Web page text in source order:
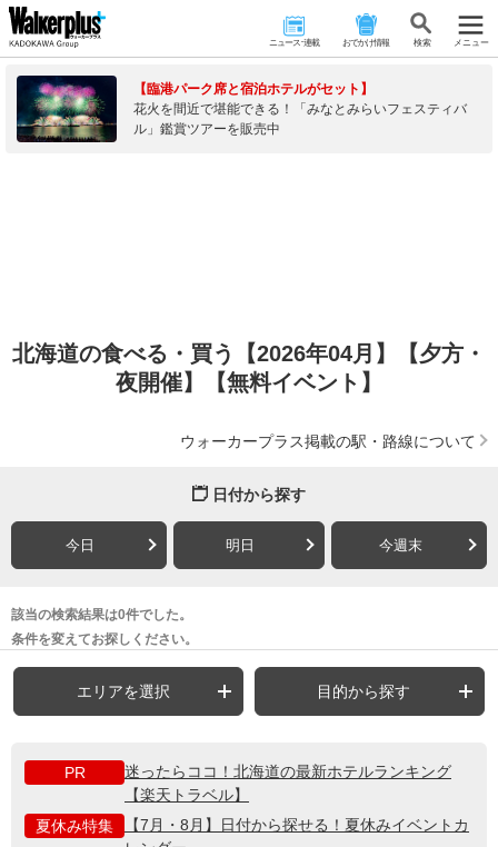
ニュース･連載 おでかけ情報 検 索 メニュー
【臨港パーク席と宿泊ホテルがセット】
花火を間近で堪能できる！「みなとみらいフェスティバ
ル」鑑賞ツアーを販売中
北海道の食べる・買う【2026年04月】【夕方・
夜開催】【無料イベント】
ウォーカープラス掲載の駅・路線について
日付から探す
今日 明日 今週末
該当の検索結果は0件でした。
条件を変えてお探しください。
エリアを選択 目的から探す
PR
迷ったらココ！北海道の最新ホテルランキング
【楽天トラベル】
夏休み特集
【7月・8月】日付から探せる！夏休みイベントカ